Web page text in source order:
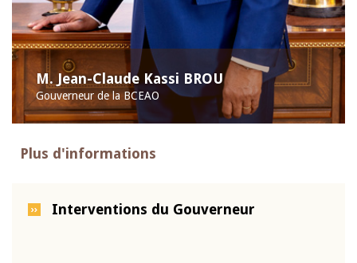
M. Jean-Claude Kassi BROU
Gouverneur de la BCEAO
Plus d'informations
Interventions du Gouverneur